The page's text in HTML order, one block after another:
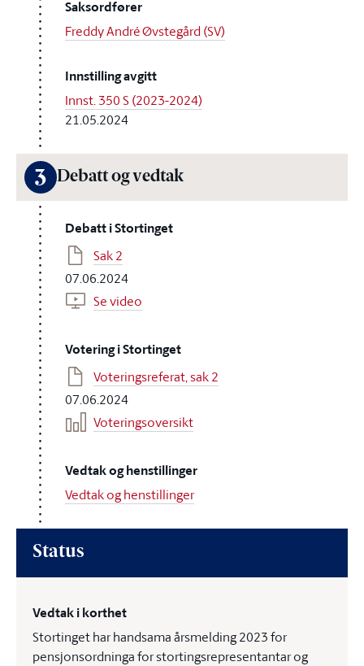
Saksordfører
Freddy André Øvstegård (SV)
Innstilling avgitt
Innst. 350 S (2023-2024)
21.05.2024
3 Debatt og vedtak
Debatt i Stortinget
Sak 2
07.06.2024
Se video
Votering i Stortinget
Voteringsreferat, sak 2
07.06.2024
Voteringsoversikt
Vedtak og henstillinger
Vedtak og henstillinger
Status
Vedtak i korthet
Stortinget har handsama årsmelding 2023 for
pensjonsordninga for stortingsrepresentantar og